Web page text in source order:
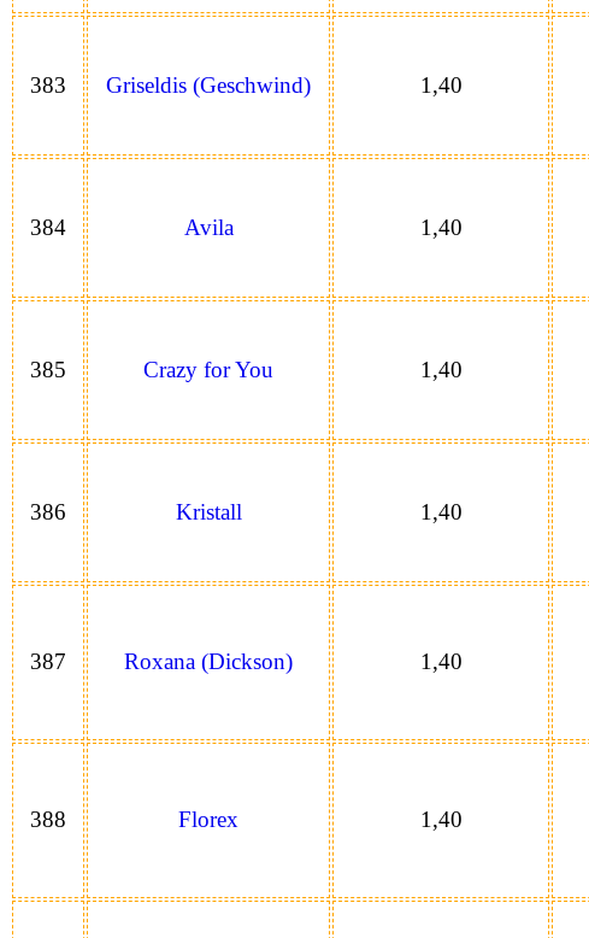
383 Griseldis (Geschwind) 1,40
384 Avila 1,40
385 Crazy for You 1,40
386 Kristall 1,40
387 Roxana (Dickson) 1,40
388 Florex 1,40